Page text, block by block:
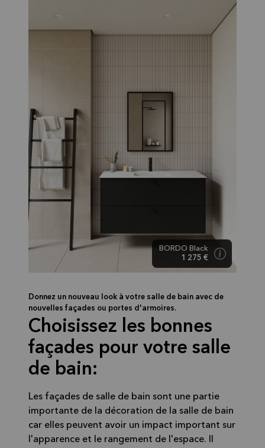
Donnez un nouveau look à votre salle de bain avec de
nouvelles façades ou portes d'armoires.
Choisissez les bonnes
façades pour votre salle
de bain:
Les façades de salle de bain sont une partie
importante de la décoration de la salle de bain
car elles peuvent avoir un impact important sur
l'apparence et le rangement de l'espace. Il
BORDO Black
1 275 €